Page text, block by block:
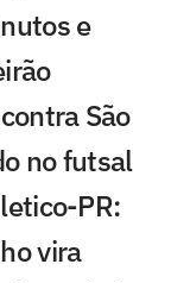
e
São
no futsal
PR:
vira